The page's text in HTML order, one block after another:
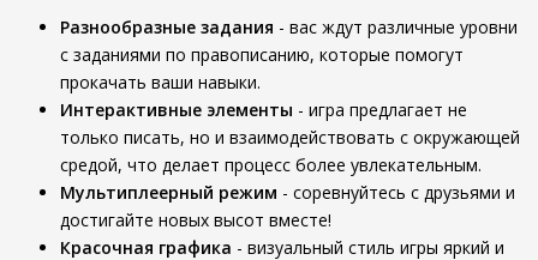
Разнообразные задания - вас ждут различные уровни
с заданиями по правописанию, которые помогут
прокачать ваши навыки.
Интерактивные элементы - игра предлагает не
только писать, но и взаимодействовать с окружающей
средой, что делает процесс более увлекательным.
Мультиплеерный режим - соревнуйтесь с друзьями и
достигайте новых высот вместе!
Красочная графика - визуальный стиль игры яркий и